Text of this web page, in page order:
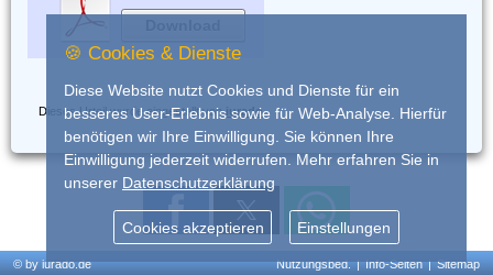
Dieses Urteil wurde eingestellt voniurado
© by iurado.de Sitemap
|
Info-Seiten
|
Nutzungsbed.
🍪 Cookies & Dienste
Diese Website nutzt Cookies und Dienste für ein
besseres User-Erlebnis sowie für Web-Analyse. Hierfür
benötigen wir Ihre Einwilligung. Sie können Ihre
Einwilligung jederzeit widerrufen. Mehr erfahren Sie in
unserer Datenschutzerklärung
Cookies akzeptieren Einstellungen